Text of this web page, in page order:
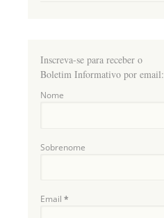
Inscreva-se para receber o
Boletim Informativo por email:
Nome
Sobrenome
Email *